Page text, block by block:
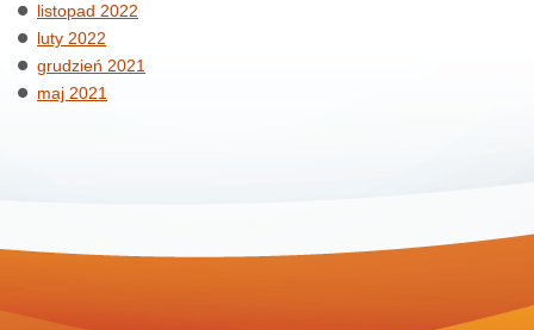
listopad 2022
luty 2022
grudzień 2021
maj 2021